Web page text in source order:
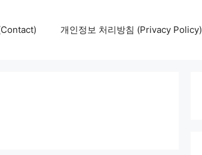
개인정보 처리방침 (Privacy Policy)